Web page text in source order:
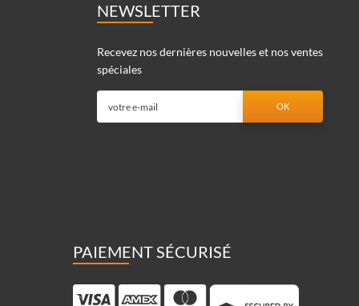
NEWSLETTER
Recevez nos dernières nouvelles et nos ventes
spéciales
PAIEMENT SÉCURISÉ